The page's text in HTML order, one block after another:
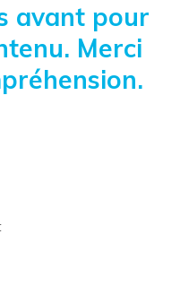
avant pour
Merci